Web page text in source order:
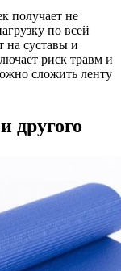
получает не
по всей
на суставы и
риск травм и
сложить ленту
другого